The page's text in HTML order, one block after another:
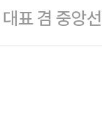
상, 장특공(
'대구경제
라는 제목의
표 겸 중앙
정부의 성